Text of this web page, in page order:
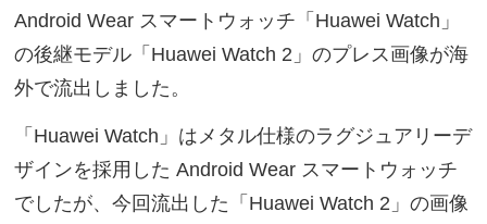
Android Wear スマートウォッチ「Huawei Watch」
の後継モデル「Huawei Watch 2」のプレス画像が海
外で流出しました。
「Huawei Watch」はメタル仕様のラグジュアリーデ
ザインを採用した Android Wear スマートウォッチ
でしたが、今回流出した「Huawei Watch 2」の画像